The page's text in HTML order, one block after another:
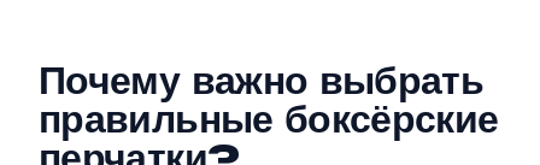
Почему важно выбрать
правильные боксёрские